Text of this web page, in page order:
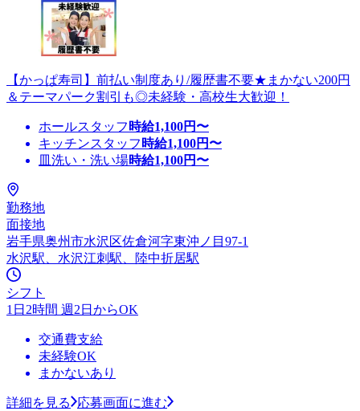
【かっぱ寿司】前払い制度あり/履歴書不要★まかない200円
＆テーマパーク割引も◎未経験・高校生大歓迎！
ホールスタッフ 時給1,100円〜
キッチンスタッフ 時給1,100円〜
皿洗い・洗い場時給1,100円〜
勤務地
面接地
岩手県奥州市水沢区佐倉河字東沖ノ目97-1
水沢駅、水沢江刺駅、陸中折居駅
シフト
1日2時間 週2日からOK
交通費支給
未経験OK
まかないあり
詳細を見る
応募画面に進む